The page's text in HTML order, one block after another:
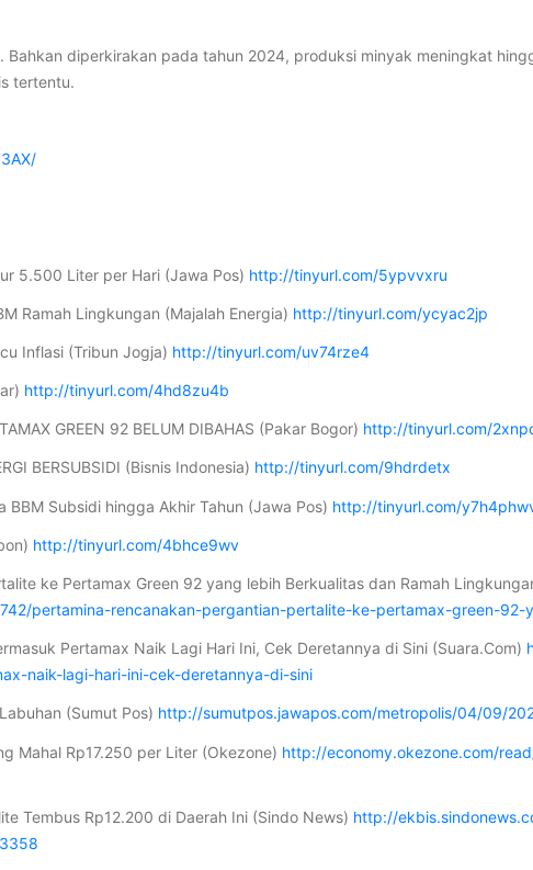
Bahkan diperkirakan pada tahun 2024, produksi minyak meningkat
tertentu.
5.500 Liter per Hari (Jawa Pos) http://tinyurl.com/5ypvvxru
Ramah Lingkungan (Majalah Energia) http://tinyurl.com/ycyac2jp
Inflasi (Tribun Jogja) http://tinyurl.com/uv74rze4
http://tinyurl.com/4hd8zu4b
GREEN 92 BELUM DIBAHAS (Pakar Bogor) http://tinyurl.com/
BERSUBSIDI (Bisnis Indonesia) http://tinyurl.com/9hdrdetx
BBM Subsidi hingga Akhir Tahun (Jawa Pos) http://tinyurl.com/
http://tinyurl.com/4bhce9wv
ke Pertamax Green 92 yang lebih Berkualitas dan Ramah
pertamina-rencanakan-pergantian-pertalite-ke-pertamax-green-
Pertamax Naik Lagi Hari Ini, Cek Deretannya di Sini (Suara.Com)
naik-lagi-hari-ini-cek-deretannya-di-sini
(Sumut Pos) http://sumutpos.jawapos.com/metropolis/04/09/
Mahal Rp17.250 per Liter (Okezone) http://economy.okezone.com/
Tembus Rp12.200 di Daerah Ini (Sindo News) http://